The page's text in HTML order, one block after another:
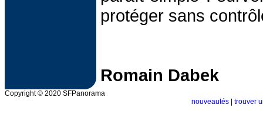
protéger sans
Romain Dabek
Copyright © 2020 SFPanorama
nouveautés
trouver